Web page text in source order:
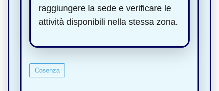
raggiungere la sede e verificare le
attività disponibili nella stessa zona.
Cosenza